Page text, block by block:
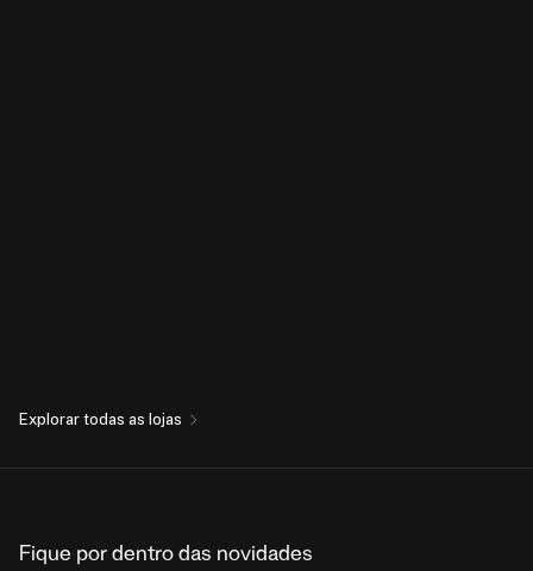
Explorar todas as lojas
Fique por dentro das novidades